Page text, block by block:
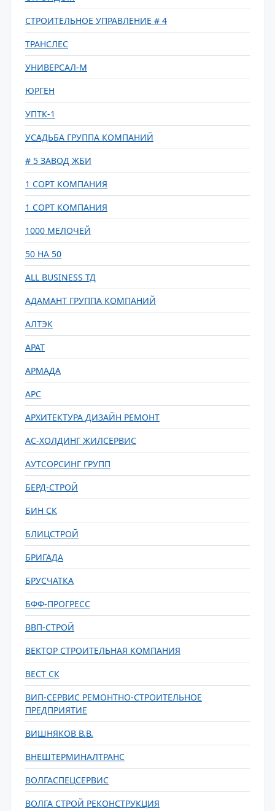
СТРОИТЕЛЬНОЕ УПРАВЛЕНИЕ # 4
ТРАНСЛЕС
УНИВЕРСАЛ-М
ЮРГЕН
УПТК-1
УСАДЬБА ГРУППА КОМПАНИЙ
# 5 ЗАВОД ЖБИ
1 СОРТ КОМПАНИЯ
1 СОРТ КОМПАНИЯ
1000 МЕЛОЧЕЙ
50 НА 50
ALL BUSINESS ТД
АДАМАНТ ГРУППА КОМПАНИЙ
АЛТЭК
АРАТ
АРМАДА
АРС
АРХИТЕКТУРА ДИЗАЙН РЕМОНТ
АС-ХОЛДИНГ ЖИЛСЕРВИС
АУТСОРСИНГ ГРУПП
БЕРД-СТРОЙ
БИН СК
БЛИЦСТРОЙ
БРИГАДА
БРУСЧАТКА
БФФ-ПРОГРЕСС
ВВП-СТРОЙ
ВЕКТОР СТРОИТЕЛЬНАЯ КОМПАНИЯ
ВЕСТ СК
ВИП-СЕРВИС РЕМОНТНО-СТРОИТЕЛЬНОЕ
ПРЕДПРИЯТИЕ
ВИШНЯКОВ В.В.
ВНЕШТЕРМИНАЛТРАНС
ВОЛГАСПЕЦСЕРВИС
ВОЛГА СТРОЙ РЕКОНСТРУКЦИЯ